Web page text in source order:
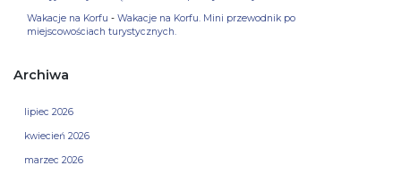
Wakacje na Korfu - Wakacje na Korfu. Mini przewodnik po
miejscowościach turystycznych.
Archiwa
lipiec 2026
kwiecień 2026
marzec 2026